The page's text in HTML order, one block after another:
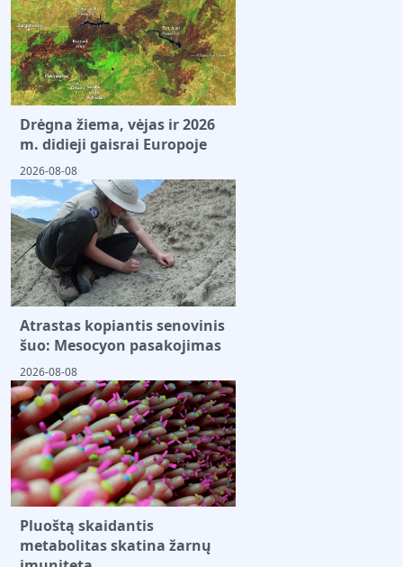
Drėgna žiema, vėjas ir 2026
m. didieji gaisrai Europoje
2026-08-08
Atrastas kopiantis senovinis
šuo: Mesocyon pasakojimas
2026-08-08
Pluoštą skaidantis
metabolitas skatina žarnų